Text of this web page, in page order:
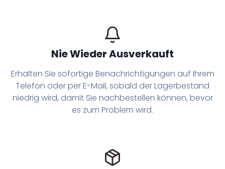
Nie Wieder Ausverkauft
Erhalten Sie sofortige Benachrichtigungen auf Ihrem
Telefon oder per E-Mail, sobald der Lagerbestand
niedrig wird, damit Sie nachbestellen können, bevor
es zum Problem wird.